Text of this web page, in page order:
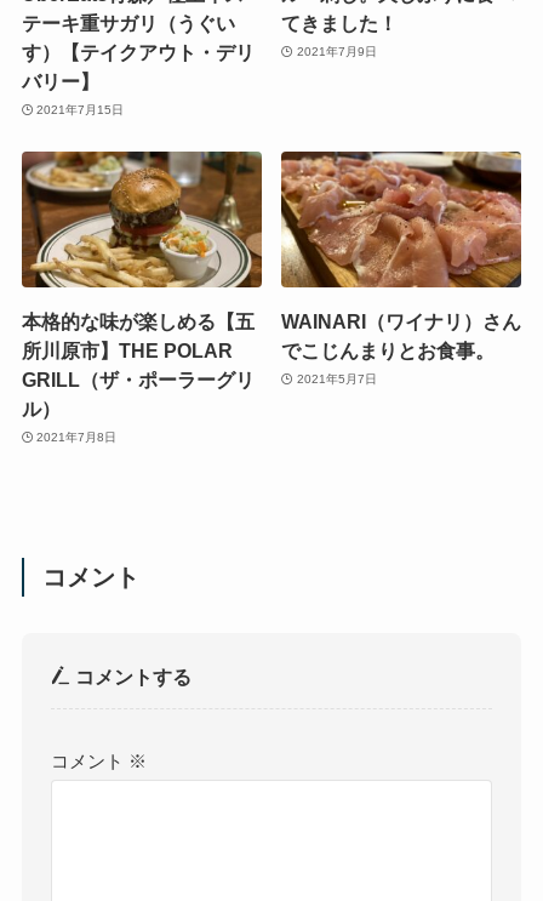
テーキ重サガリ（うぐい
す）【テイクアウト・デリ
バリー】
2021年7月15日
てきました！
2021年7月9日
本格的な味が楽しめる【五
所川原市】THE POLAR
GRILL（ザ・ポーラーグリ
ル）
2021年7月8日
WAINARI（ワイナリ）さん
でこじんまりとお食事。
2021年5月7日
コメント
コメントする
コメント ※